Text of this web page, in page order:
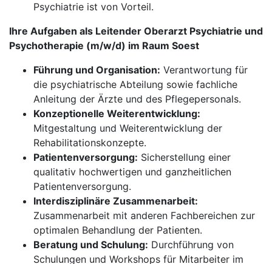
Psychiatrie ist von Vorteil.
Ihre Aufgaben als Leitender Oberarzt Psychiatrie und
Psychotherapie (m/w/d) im Raum Soest
Führung und Organisation: Verantwortung für
die psychiatrische Abteilung sowie fachliche
Anleitung der Ärzte und des Pflegepersonals.
Konzeptionelle Weiterentwicklung:
Mitgestaltung und Weiterentwicklung der
Rehabilitationskonzepte.
Patientenversorgung: Sicherstellung einer
qualitativ hochwertigen und ganzheitlichen
Patientenversorgung.
Interdisziplinäre Zusammenarbeit:
Zusammenarbeit mit anderen Fachbereichen zur
optimalen Behandlung der Patienten.
Beratung und Schulung: Durchführung von
Schulungen und Workshops für Mitarbeiter im